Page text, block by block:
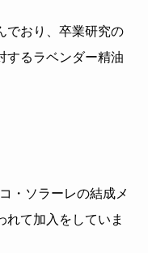
でおり、卒業研究の
するラベンダー精油
・ソラーレの結成メ
れて加入をしていま